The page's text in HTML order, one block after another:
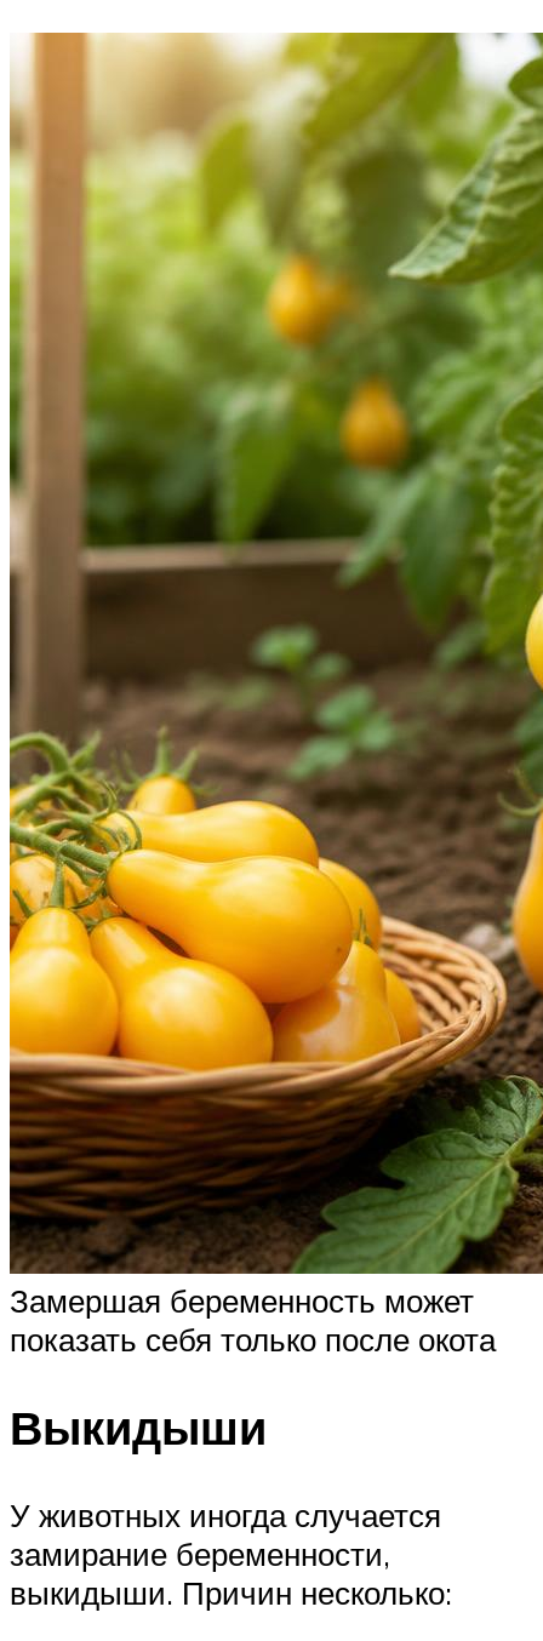
Замершая беременность может
показать себя только после окота
Выкидыши
У животных иногда случается
замирание беременности,
выкидыши. Причин несколько: